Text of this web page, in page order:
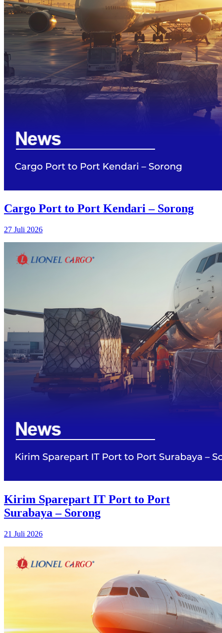
Cargo Port to Port Kendari – Sorong
27 Juli 2026
Kirim Sparepart IT Port to Port
Surabaya – Sorong
21 Juli 2026